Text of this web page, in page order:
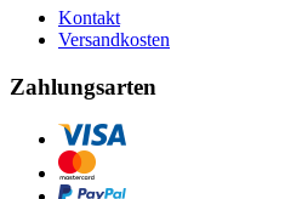
Kontakt
Versandkosten
Zahlungsarten